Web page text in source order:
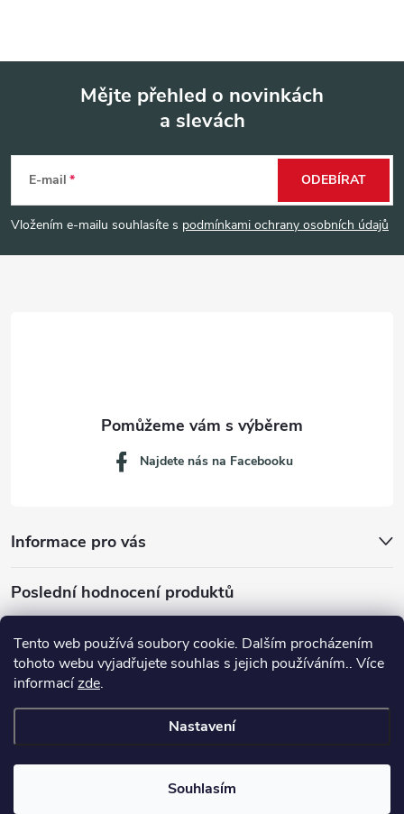
Tento web používá soubory cookie. Dalším procházením
tohoto webu vyjadřujete souhlas s jejich používáním.. Více
informacízde.
Nastavení
Souhlasím
p
Mějte přehled o novinkách
a slevách
E-mail
Vložením e-mailu souhlasíte s podmínkami ochrany osobních údajů
ODEBÍRAT
Informace pro vás
Najdete nás na Facebooku
Poslední hodnocení produktů
Dávkovací lžička na mletou kávu 53132C8134
Copyright 2026JM servis. Všechna práva vyhrazena.